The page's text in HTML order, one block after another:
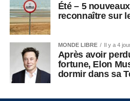
Été – 5
reconnaître sur
MONDE LIBRE Il y a 4
Après avoir
fortune, Elon
dormir dans sa